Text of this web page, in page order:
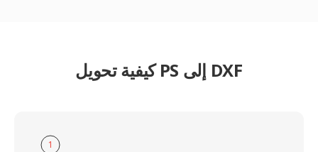
كيفية تحويل PS إلى DXF
1